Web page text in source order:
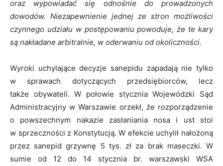
oraz wypowiadać się odnośnie do prowadzonych
dowodów. Niezapewnienie jednej ze stron możliwości
czynnego udziału w postępowaniu powoduje, że te kary
są nakładane arbitralnie, w oderwaniu od okoliczności.
Wyroki uchylające decyzje sanepidu zapadają nie tylko
w sprawach dotyczących przedsiębiorców, lecz
także obywateli. W połowie stycznia Wojewódzki Sąd
Administracyjny w Warszawie orzekł, że rozporządzenie
o powszechnym nakazie zasłaniania nosa i ust stoi
w sprzeczności z Konstytucją. W efekcie uchylił nałożoną
przez sanepid grzywnę 5 tys. zł za brak maseczki. W
sumie od 12 do 14 stycznia br. warszawski WSA